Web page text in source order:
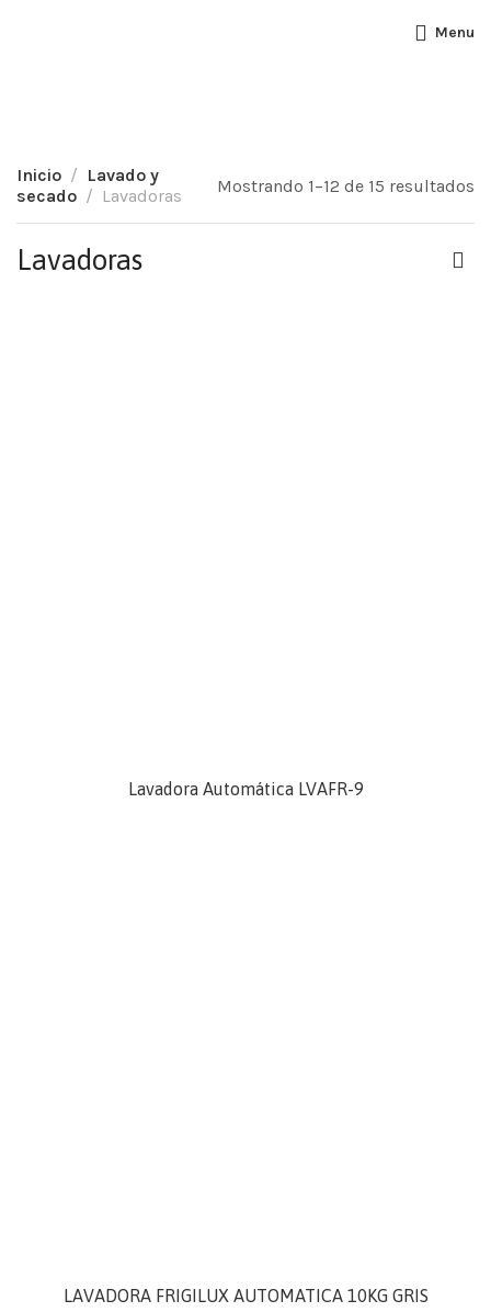
Menu
Inicio
Lavado y
secado
Lavadoras Mostrando 1–12 de 15 resultados
Lavadoras
Lavadora Automática LVAFR-9
LAVADORA FRIGILUX AUTOMATICA 10KG GRIS